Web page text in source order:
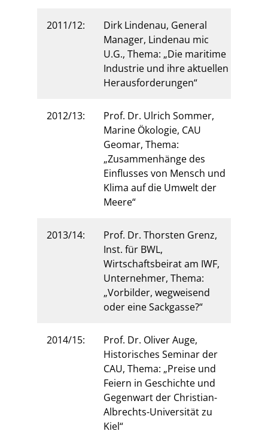
2011/12:
Dirk Lindenau, General
Manager, Lindenau mic
U.G., Thema: „Die maritime
Industrie und ihre aktuellen
Herausforderungen“
2012/13:
Prof. Dr. Ulrich Sommer,
Marine Ökologie, CAU
Geomar, Thema:
„Zusammenhänge des
Einflusses von Mensch und
Klima auf die Umwelt der
Meere“
2013/14:
Prof. Dr. Thorsten Grenz,
Inst. für BWL,
Wirtschaftsbeirat am IWF,
Unternehmer, Thema:
„Vorbilder, wegweisend
oder eine Sackgasse?“
2014/15:
Prof. Dr. Oliver Auge,
Historisches Seminar der
CAU, Thema: „Preise und
Feiern in Geschichte und
Gegenwart der Christian-
Albrechts-Universität zu
Kiel“